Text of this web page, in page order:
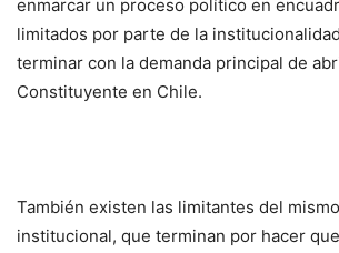
enmarcar un proceso político en
limitados por parte de la
terminar con la demanda principal de
Constituyente en Chile.
También existen las limitantes del
institucional, que terminan por hacer